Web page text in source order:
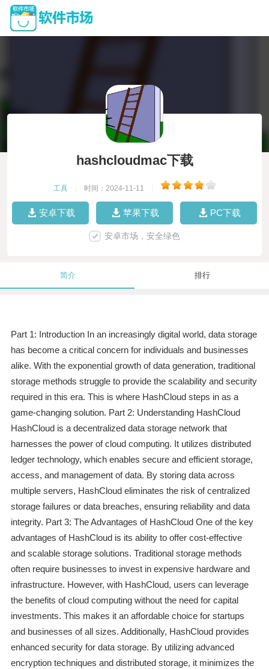
hashcloudmac下载
工具 时间：2024-11-11
安卓下载 苹果下载 PC下载
安卓市场，安全绿色
简介 排行
Part 1: Introduction In an increasingly digital world, data storage
has become a critical concern for individuals and businesses
alike. With the exponential growth of data generation, traditional
storage methods struggle to provide the scalability and security
required in this era. This is where HashCloud steps in as a
game-changing solution. Part 2: Understanding HashCloud
HashCloud is a decentralized data storage network that
harnesses the power of cloud computing. It utilizes distributed
ledger technology, which enables secure and efficient storage,
access, and management of data. By storing data across
multiple servers, HashCloud eliminates the risk of centralized
storage failures or data breaches, ensuring reliability and data
integrity. Part 3: The Advantages of HashCloud One of the key
advantages of HashCloud is its ability to offer cost-effective
and scalable storage solutions. Traditional storage methods
often require businesses to invest in expensive hardware and
infrastructure. However, with HashCloud, users can leverage
the benefits of cloud computing without the need for capital
investments. This makes it an affordable choice for startups
and businesses of all sizes. Additionally, HashCloud provides
enhanced security for data storage. By utilizing advanced
encryption techniques and distributed storage, it minimizes the